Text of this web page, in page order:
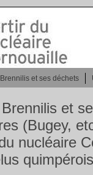
Brennilis et ses déchets
Brennilis et
(Bugey,
nucléaire
quimpérois